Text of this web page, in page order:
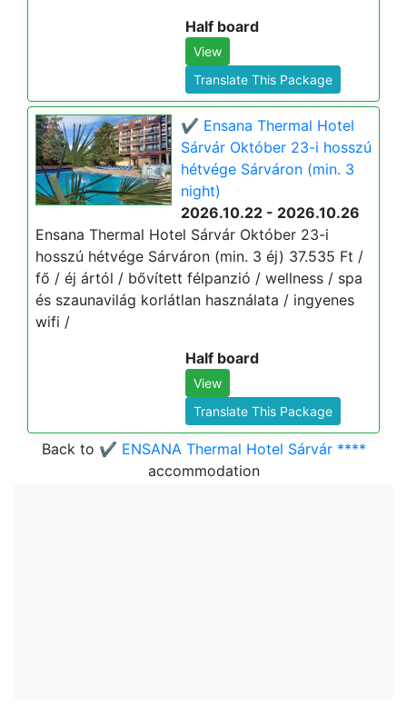
Half board
View
Translate This Package
✔️ Ensana Thermal Hotel
Sárvár Október 23-i hosszú
hétvége Sárváron (min. 3
night)
2026.10.22 - 2026.10.26
Ensana Thermal Hotel Sárvár Október 23-i
hosszú hétvége Sárváron (min. 3 éj) 37.535 Ft /
fő / éj ártól / bővített félpanzió / wellness / spa
és szaunavilág korlátlan használata / ingyenes
wifi /
Half board
View
Translate This Package
Back to ✔️ ENSANA Thermal Hotel Sárvár ****
accommodation